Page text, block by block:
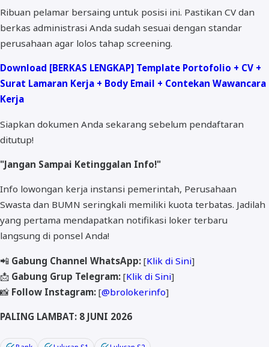
Ribuan pelamar bersaing untuk posisi ini. Pastikan CV dan
berkas administrasi Anda sudah sesuai dengan standar
perusahaan agar lolos tahap screening.
Download [BERKAS LENGKAP] Template Portofolio + CV +
Surat Lamaran Kerja + Body Email + Contekan Wawancara
Kerja
Siapkan dokumen Anda sekarang sebelum pendaftaran
ditutup!
"Jangan Sampai Ketinggalan Info!"
Info lowongan kerja instansi pemerintah, Perusahaan
Swasta dan BUMN seringkali memiliki kuota terbatas. Jadilah
yang pertama mendapatkan notifikasi loker terbaru
langsung di ponsel Anda!
📲 Gabung Channel WhatsApp: [Klik di Sini]
📩 Gabung Grup Telegram: [Klik di Sini]
📸 Follow Instagram: [@brolokerinfo]
PALING LAMBAT: 8 JUNI 2026